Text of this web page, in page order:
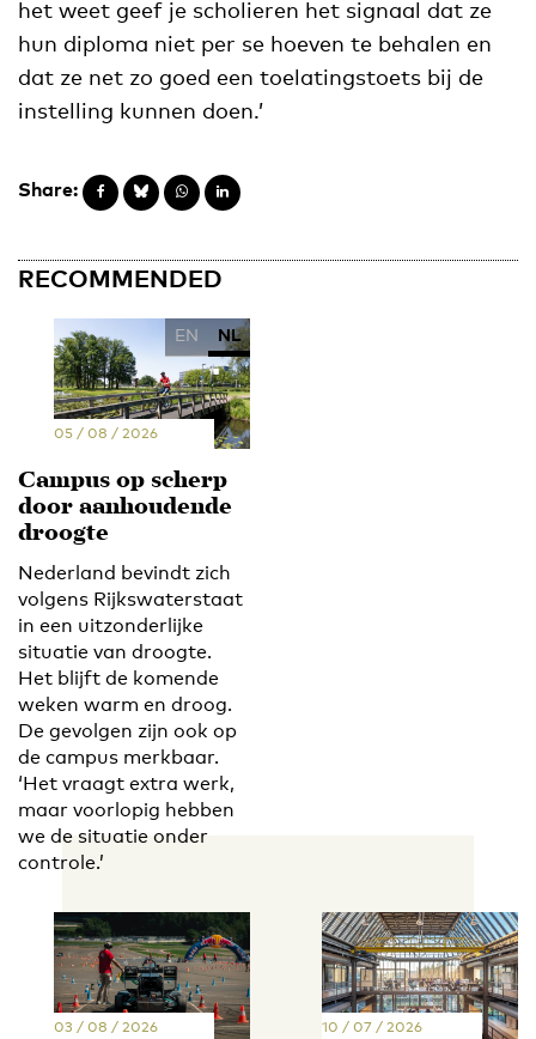
het weet geef je scholieren het signaal dat ze
hun diploma niet per se hoeven te behalen en
dat ze net zo goed een toelatingstoets bij de
instelling kunnen doen.’
Share:
RECOMMENDED
EN NL
05 / 08 / 2026
Campus op scherp
door aanhoudende
droogte
Nederland bevindt zich
volgens Rijkswaterstaat
in een uitzonderlijke
situatie van droogte.
Het blijft de komende
weken warm en droog.
De gevolgen zijn ook op
de campus merkbaar.
‘Het vraagt extra werk,
maar voorlopig hebben
we de situatie onder
controle.’
03 / 08 / 2026 10 / 07 / 2026